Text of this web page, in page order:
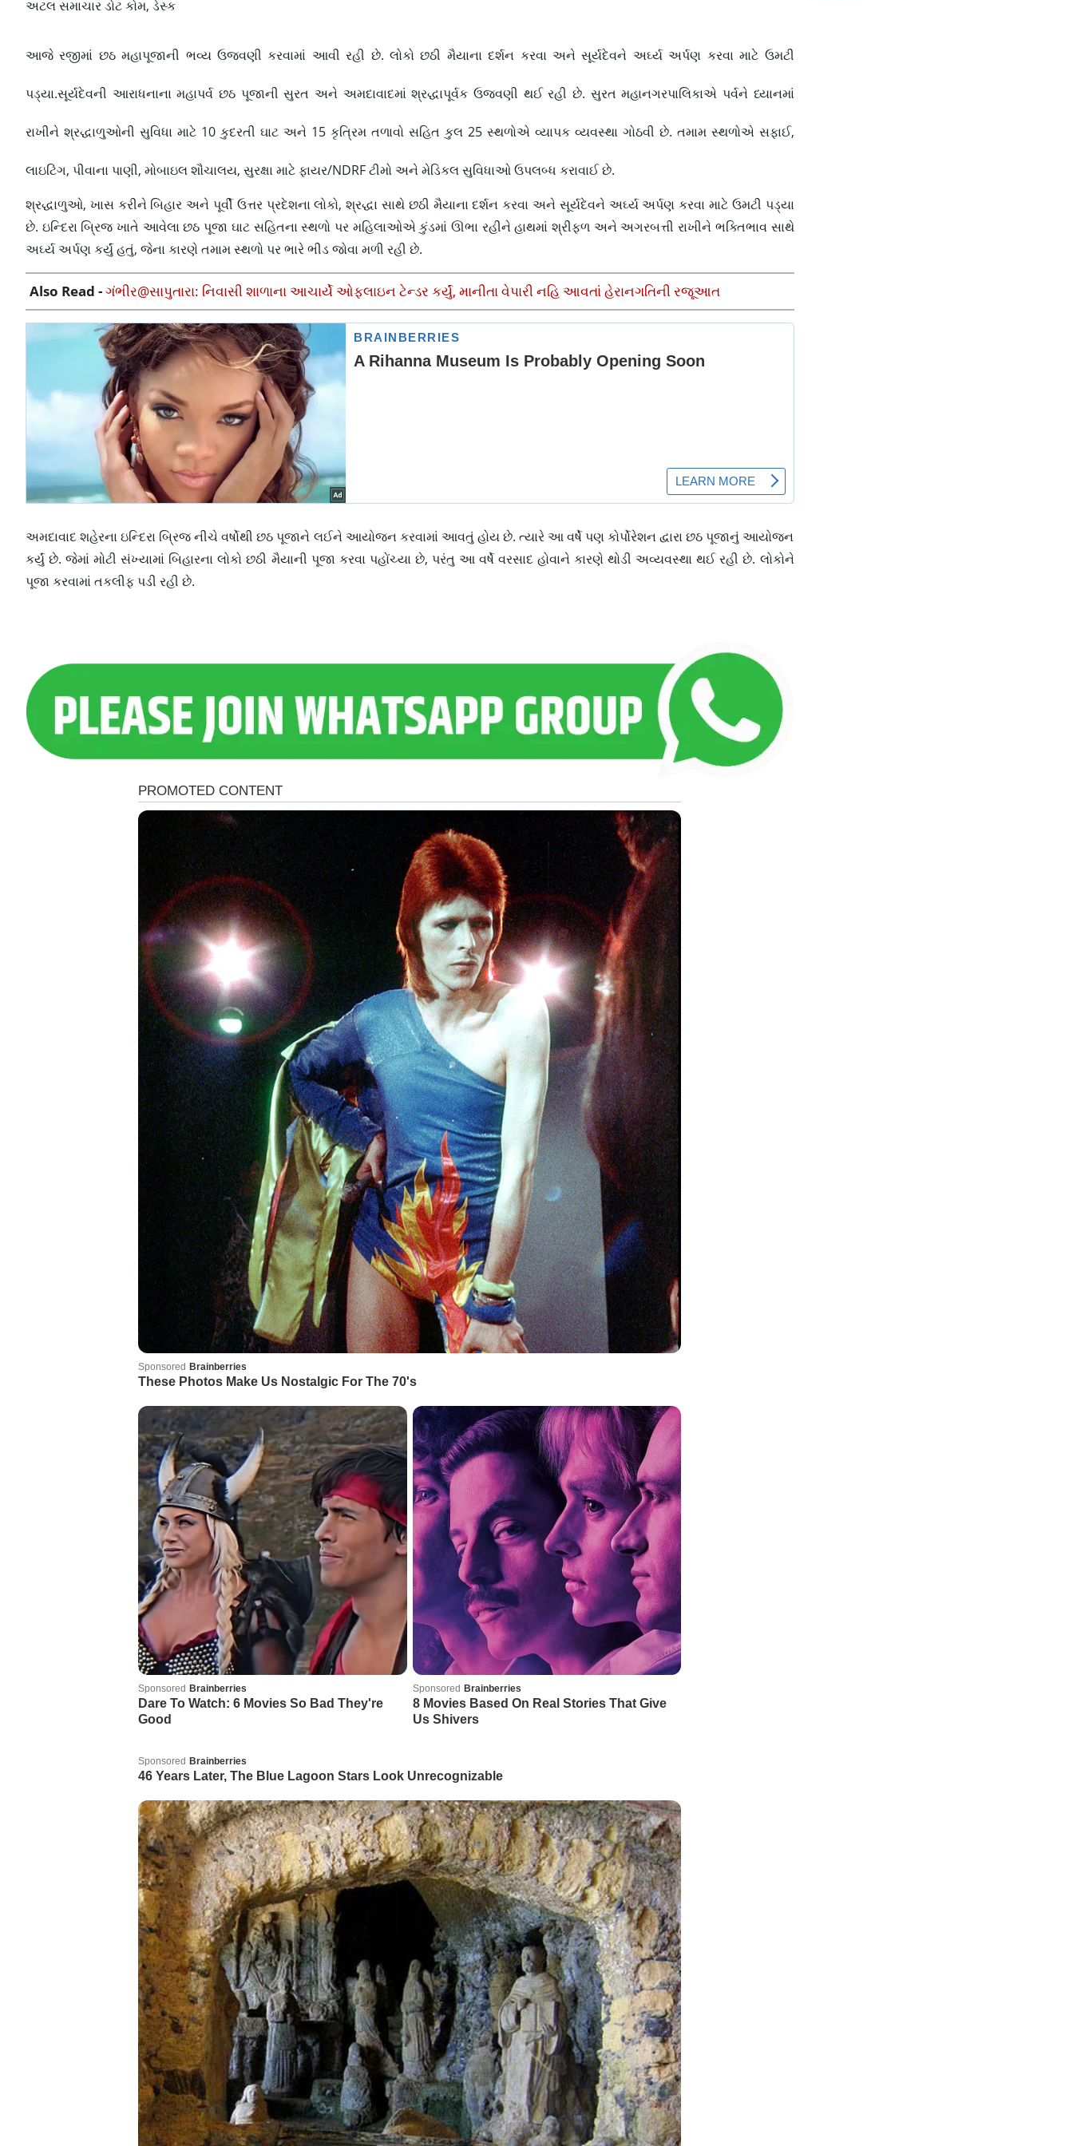
અટલ સમાચાર ડોટ કોમ, ડેસ્ક
આજે રજીમાં છઠ મહાપૂજાની ભવ્ય ઉજવણી કરવામાં આવી રહી છે. લોકો છઠી મૈયાના દર્શન કરવા અને સૂર્યદેવને અર્ઘ્ય અર્પણ કરવા માટે ઉમટી
પડ્યા.સૂર્યદેવની આરાધનાના મહાપર્વ છઠ પૂજાની સુરત અને અમદાવાદમાં શ્રદ્ધાપૂર્વક ઉજવણી થઈ રહી છે. સુરત મહાનગરપાલિકાએ પર્વને ધ્યાનમાં
રાખીને શ્રદ્ધાળુઓની સુવિધા માટે 10 કુદરતી ઘાટ અને 15 કૃત્રિમ તળાવો સહિત કુલ 25 સ્થળોએ વ્યાપક વ્યવસ્થા ગોઠવી છે. તમામ સ્થળોએ સફાઈ,
લાઇટિંગ, પીવાના પાણી, મોબાઇલ શૌચાલય, સુરક્ષા માટે ફાયર/NDRF ટીમો અને મેડિકલ સુવિધાઓ ઉપલબ્ધ કરાવાઈ છે.
શ્રદ્ધાળુઓ, ખાસ કરીને બિહાર અને પૂર્વી ઉત્તર પ્રદેશના લોકો, શ્રદ્ધા સાથે છઠી મૈયાના દર્શન કરવા અને સૂર્યદેવને અર્ઘ્ય અર્પણ કરવા માટે ઉમટી પડ્યા
છે. ઇન્દિરા બ્રિજ ખાતે આવેલા છઠ પૂજા ઘાટ સહિતના સ્થળો પર મહિલાઓએ કુંડમાં ઊભા રહીને હાથમાં શ્રીફળ અને અગરબત્તી રાખીને ભક્તિભાવ સાથે
અર્ઘ્ય અર્પણ કર્યું હતું, જેના કારણે તમામ સ્થળો પર ભારે ભીડ જોવા મળી રહી છે.
Also Read -ગંભીર@સાપુતારા: નિવાસી શાળાના આચાર્યે ઓફલાઇન ટેન્ડર કર્યું, માનીતા વેપારી નહિ આવતાં હેરાનગતિની રજૂઆત
અમદાવાદ શહેરના ઇન્દિરા બ્રિજ નીચે વર્ષોથી છઠ પૂજાને લઈને આયોજન કરવામાં આવતું હોય છે. ત્યારે આ વર્ષે પણ કોર્પોરેશન દ્વારા છઠ પૂજાનું આયોજન
કર્યું છે. જેમાં મોટી સંખ્યામાં બિહારના લોકો છઠી મૈયાની પૂજા કરવા પહોંચ્યા છે, પરંતુ આ વર્ષે વરસાદ હોવાને કારણે થોડી અવ્યવસ્થા થઈ રહી છે. લોકોને
પૂજા કરવામાં તકલીફ પડી રહી છે.